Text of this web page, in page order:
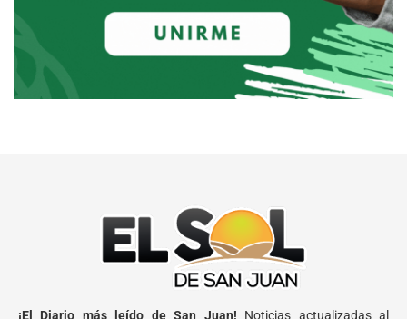
¡El Diario más leído de San Juan! Noticias actualizadas al